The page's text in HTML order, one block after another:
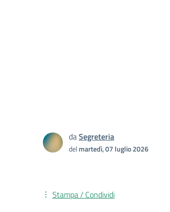
daSegreteria
delmartedì, 07 luglio 2026
Stampa / Condividi